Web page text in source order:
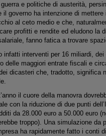
e politiche di austerità,
il governo ha intenzione di mettere
al ceto medio e che,
profitti e rendite ed eludono la
fanno fatica a trovare
infatti interventi per 16 miliardi, dei
delle maggiori entrate fiscali e
dicasteri che, tradotto, significa
il cuore della manovra
con la riduzione di due punti
da 28.000 euro a 50.000 euro
troppo). Una simulazione da
ha rapidamente fatto i conti